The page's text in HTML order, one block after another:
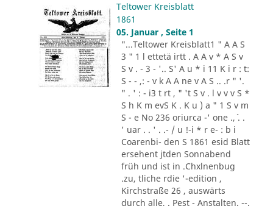
Teltower Kreisblatt
1861
05. Januar , Seite 1
"...Teltower Kreisblatt1 " A A S
3 " 1 l ettetä irtt . A A v * A S v
S v . - 3 - '.. S' A u * i 11 K i r : t:
S - - ,: - v k A A ne v A S .. .r " '.
" . ' : - i3 t rt , " 't S v . l v v v S *
S h K m evS K . K u ) a " 1 S v m
S - e No 236 oriurca -' one .,´ . .
' uar . . ' . .- / u !-i * r e- : b i
Coarenbi- den S 1861 esid Blatt
ersehent jtden Sonnabend
früh und ist in .Chxlnenbug
.zu, tliche rdie '-edition ,
Kirchstraße 26 , auswärts
durch alle, . Pest - Anstalten. --.